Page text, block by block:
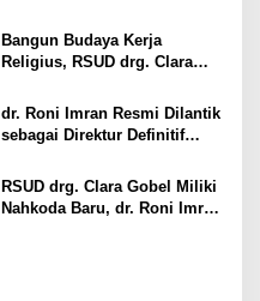
Strategis Penguatan Layanan
Uronefrologi
Bangun Budaya Kerja
Religius, RSUD drg. Clara
Program Baca Al-Qur’an bagi
Seluruh Pegawai
dr. Roni Imran Resmi Dilantik
sebagai Direktur Definitif
Boalemo
RSUD drg. Clara Gobel Miliki
Nahkoda Baru, dr. Roni Imran